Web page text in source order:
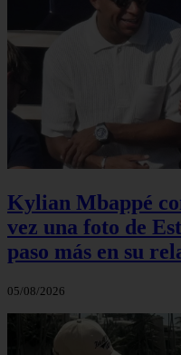
Kylian Mbappé
vez una foto de
paso más en su
05/08/2026